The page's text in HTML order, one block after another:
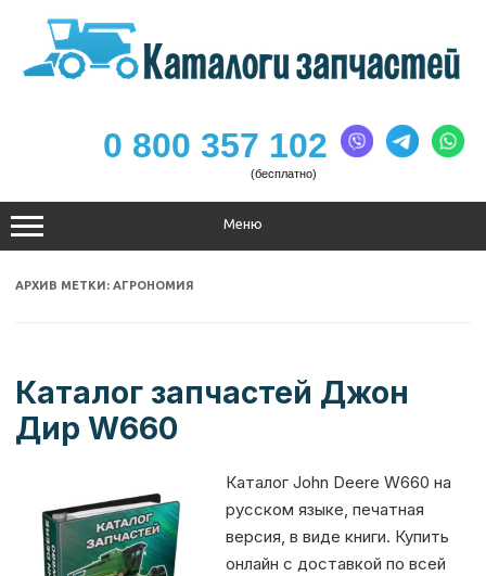
содержимому
0 800 357 102
(бесплатно)
Меню
АРХИВ МЕТКИ: АГРОНОМИЯ
Каталог запчастей Джон
Дир W660
Каталог John Deere W660 на
русском языке, печатная
версия, в виде книги. Купить
онлайн с доставкой по всей